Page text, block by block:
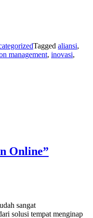
Tagged aliansi,
management, inovasi,
Online”
sangat
solusi tempat menginap